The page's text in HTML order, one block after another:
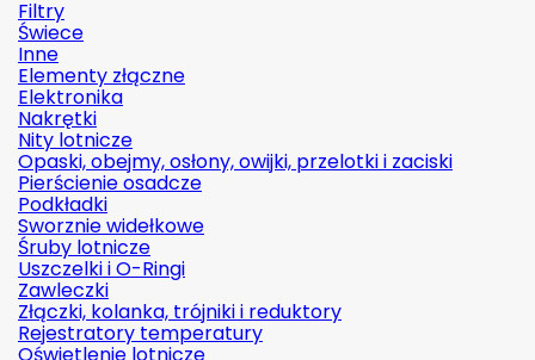
Filtry
Świece
Inne
Elementy złączne
Elektronika
Nakrętki
Nity lotnicze
Opaski, obejmy, osłony, owijki, przelotki i zaciski
Pierścienie osadcze
Podkładki
Sworznie widełkowe
Śruby lotnicze
Uszczelki i O-Ringi
Zawleczki
Złączki, kolanka, trójniki i reduktory
Rejestratory temperatury
Oświetlenie lotnicze